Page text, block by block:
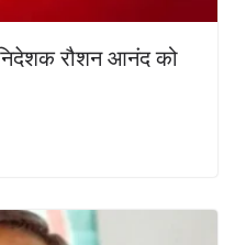
निदेशक रौशन आनंद को